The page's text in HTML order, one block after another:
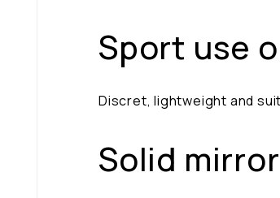
Sport use
Discret, lightweight and
Solid mirror